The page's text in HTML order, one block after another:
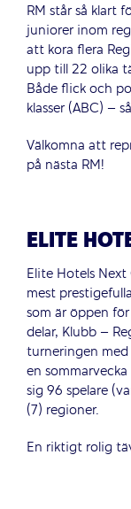
RM står så klart
juniorer inom
att kora flera
upp till 22 olika
Både flick och
klasser (ABC) –
Välkomna att
på nästa RM!
ELITE
Elite Hotels
mest
som är öppen
delar, Klubb –
turneringen
en
sig 96 spelare
(7) regioner.
En riktigt rolig